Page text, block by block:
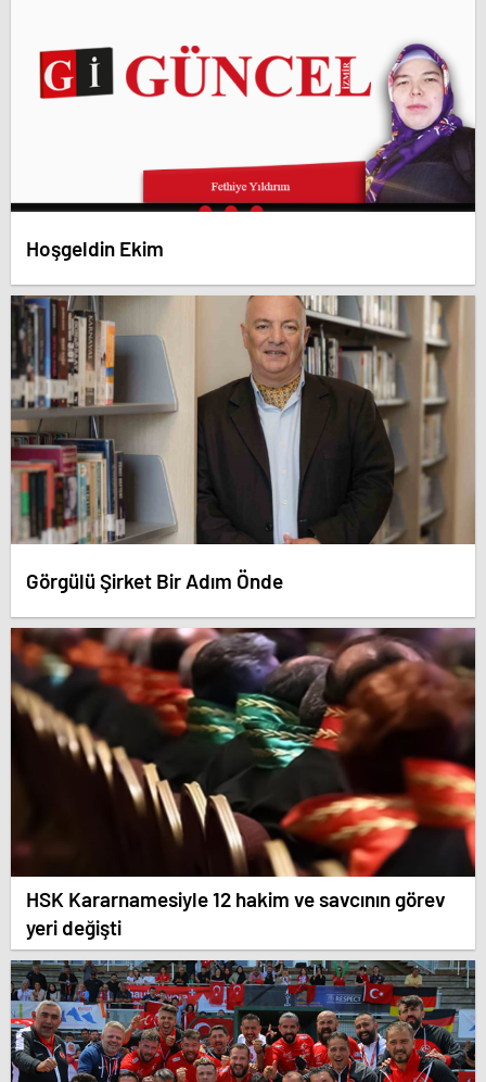
Hoşgeldin Ekim
Görgülü Şirket Bir Adım Önde
HSK Kararnamesiyle 12 hakim ve savcının görev
yeri değişti